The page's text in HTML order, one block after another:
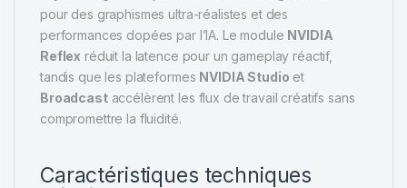
pour des graphismes ultra-réalistes et des
performances dopées par l’IA. Le module NVIDIA
Reflex réduit la latence pour un gameplay réactif,
tandis que les plateformes NVIDIA Studio et
Broadcastaccélèrent les flux de travail créatifs sans
compromettre la fluidité.
Caractéristiques techniques